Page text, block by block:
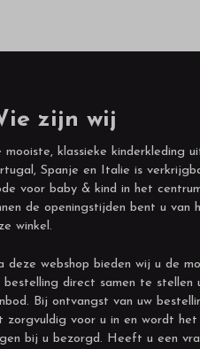
zijn wij
mooiste, klassieke kinderkleding
Spanje en Italie is
voor baby & kind in het
de openingstijden bent u van
winkel.
deze webshop bieden wij u de
bestelling direct samen te stellen
Bij ontvangst van uw
zorgvuldig voor u in en wordt het
bij u bezorgd. Heeft u een